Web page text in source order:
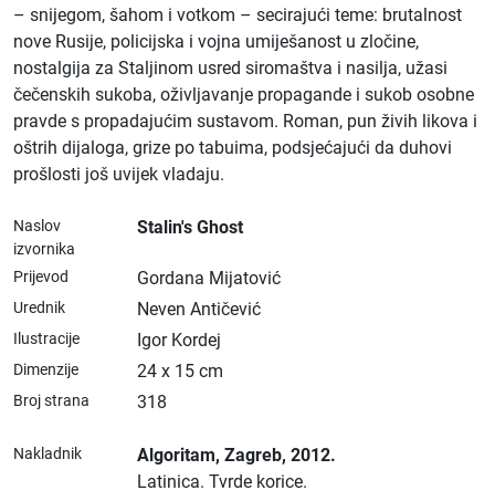
– snijegom, šahom i votkom – secirajući teme: brutalnost
nove Rusije, policijska i vojna umiješanost u zločine,
nostalgija za Staljinom usred siromaštva i nasilja, užasi
čečenskih sukoba, oživljavanje propagande i sukob osobne
pravde s propadajućim sustavom. Roman, pun živih likova i
oštrih dijaloga, grize po tabuima, podsjećajući da duhovi
prošlosti još uvijek vladaju.
Naslov
izvornika
Stalin's Ghost
Prijevod Gordana Mijatović
Urednik Neven Antičević
Ilustracije Igor Kordej
Dimenzije 24 x 15 cm
Broj strana 318
Nakladnik Algoritam, Zagreb, 2012.
Latinica. Tvrde korice.